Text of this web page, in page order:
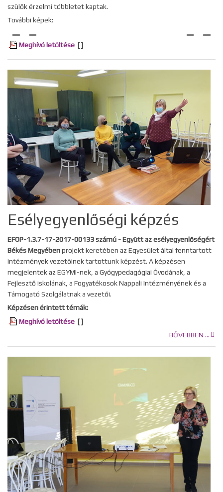
szülők érzelmi többletet kaptak.
További képek:
Meghívó letöltése [ ]
Esélyegyenlőségi képzés
EFOP-1.3.7-17-2017-00133 számú - Együtt az esélyegyenlőségért
Békés Megyébenprojekt keretében az Egyesület által fenntartott
intézmények vezetőinek tartottunk képzést. A képzésen
megjelentek az EGYMI-nek, a Gyógypedagógiai Óvodának, a
Fejlesztő iskolának, a Fogyatékosok Nappali Intézményének és a
Támogató Szolgálatnak a vezetői.
Képzésen érintett témák:
Meghívó letöltése [ ]
BŐVEBBEN ...